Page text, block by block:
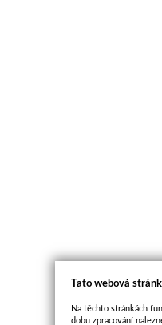
Tato webová
Na těchto stránkách
dobu zpracování